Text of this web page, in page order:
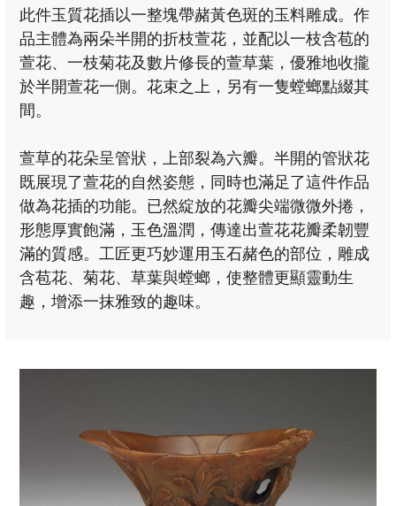
此件玉質花插以一整塊帶赭黃色斑的玉料雕成。作
品主體為兩朵半開的折枝萱花，並配以一枝含苞的
萱花、一枝菊花及數片修長的萱草葉，優雅地收攏
於半開萱花一側。花束之上，另有一隻螳螂點綴其
間。
萱草的花朵呈管狀，上部裂為六瓣。半開的管狀花
既展現了萱花的自然姿態，同時也滿足了這件作品
做為花插的功能。已然綻放的花瓣尖端微微外捲，
形態厚實飽滿，玉色溫潤，傳達出萱花花瓣柔韌豐
滿的質感。工匠更巧妙運用玉石赭色的部位，雕成
含苞花、菊花、草葉與螳螂，使整體更顯靈動生
趣，增添一抹雅致的趣味。